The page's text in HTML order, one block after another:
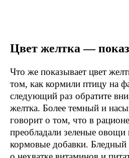
Цвет желтка —
Что же показывает цвет
том, как кормили птицу на
следующий раз обратите
желтка. Более темный и
говорит о том, что в
преобладали зеленые овощи
кормовые добавки. Бледный